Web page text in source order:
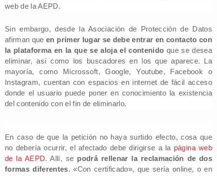
web de la AEPD.
Sin embargo, desde la Asociación de Protección de Datos
afirman queen primer lugar se debe entrar en contacto con
la plataforma en la que se aloja el contenido que se desea
eliminar, así como los buscadores en los que aparece. La
mayoría, como Microssoft, Google, Youtube, Facebook o
Instagram, cuentan con espacios en internet de fácil acceso
donde el usuario puede poner en conocimiento la existencia
del contenido con el fin de eliminarlo.
En caso de que la petición no haya surtido efecto, cosa que
no debería ocurrir, el afectado debe dirigirse a la página web
de la AEPD. Allí, se podrá rellenar la reclamación de dos
formas diferentes. «Con certificado», que sería online, o en